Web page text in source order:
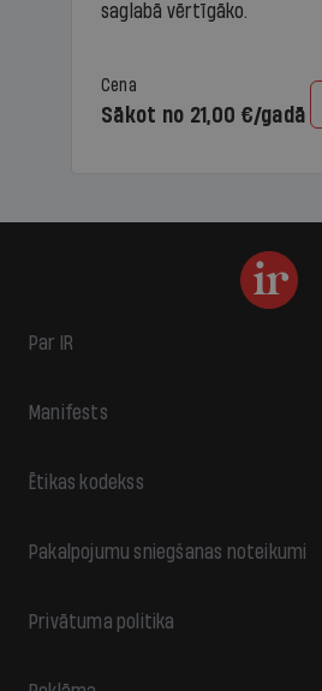
saglabā vērtīgāko.
Cena
Sākot no 21,00 €/gadā
Par IR
Manifests
Ētikas kodekss
Pakalpojumu sniegšanas noteikumi
Privātuma politika